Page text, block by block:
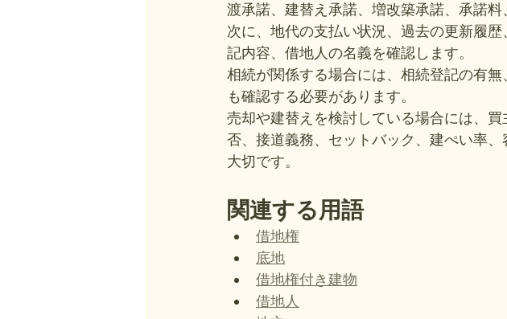
渡承諾、建替え承諾、増改築承諾、承諾料
次に、地代の支払い状況、過去の更新履
記内容、借地人の名義を確認します。
相続が関係する場合には、相続登記の有
も確認する必要があります。
売却や建替えを検討している場合には、
否、接道義務、セットバック、建ぺい率
大切です。
関連する用語
借地権
底地
借地権付き建物
借地人